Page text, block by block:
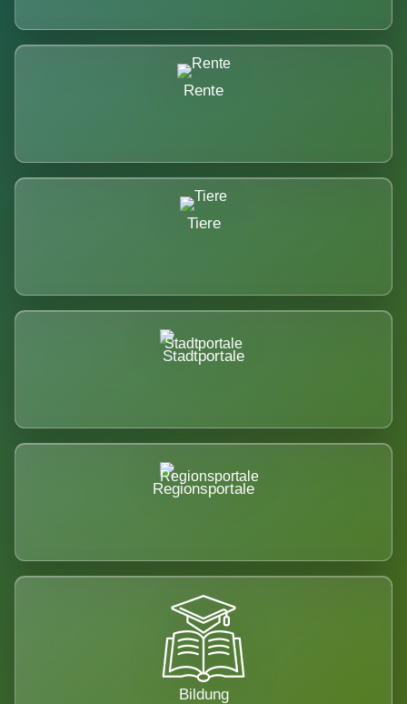
Rente
Tiere
Stadtportale
Regionsportale
Bildung